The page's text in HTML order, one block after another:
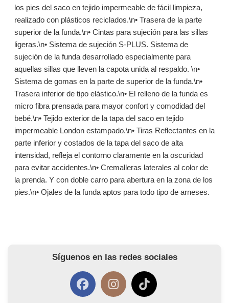
los pies del saco en tejido impermeable de fácil limpieza,
realizado con plásticos reciclados.\n• Trasera de la parte
superior de la funda.\n• Cintas para sujeción para las sillas
ligeras.\n• Sistema de sujeción S-PLUS. Sistema de
sujeción de la funda desarrollado especialmente para
aquellas sillas que lleven la capota unida al respaldo. \n•
Sistema de gomas en la parte de superior de la funda.\n•
Trasera inferior de tipo elástico.\n• El relleno de la funda es
micro fibra prensada para mayor confort y comodidad del
bebé.\n• Tejido exterior de la tapa del saco en tejido
impermeable London estampado.\n• Tiras Reflectantes en la
parte inferior y costados de la tapa del saco de alta
intensidad, refleja el contorno claramente en la oscuridad
para evitar accidentes.\n• Cremalleras laterales al color de
la prenda. Y con doble carro para abertura en la zona de los
pies.\n• Ojales de la funda aptos para todo tipo de arneses.
Síguenos en las redes sociales